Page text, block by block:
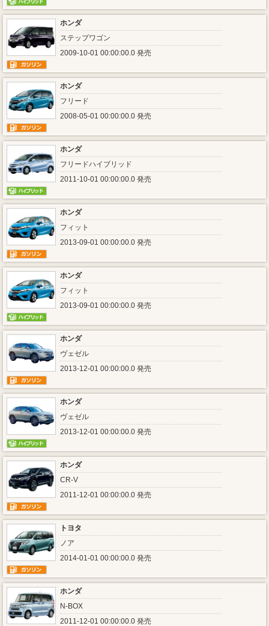
ホンダ
ステップワゴン
2009-10-01 00:00:00.0 発売
ホンダ
フリード
2008-05-01 00:00:00.0 発売
ホンダ
フリードハイブリッド
2011-10-01 00:00:00.0 発売
ホンダ
フィット
2013-09-01 00:00:00.0 発売
ホンダ
フィット
2013-09-01 00:00:00.0 発売
ホンダ
ヴェゼル
2013-12-01 00:00:00.0 発売
ホンダ
ヴェゼル
2013-12-01 00:00:00.0 発売
ホンダ
CR-V
2011-12-01 00:00:00.0 発売
トヨタ
ノア
2014-01-01 00:00:00.0 発売
ホンダ
N-BOX
2011-12-01 00:00:00.0 発売